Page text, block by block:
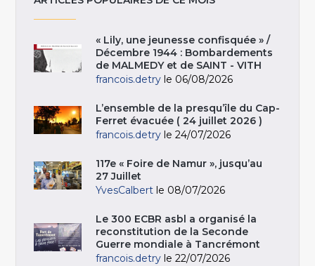
« Lily, une jeunesse confisquée » /
Décembre 1944 : Bombardements
de MALMEDY et de SAINT - VITH
francois.detry le 06/08/2026
L’ensemble de la presqu’île du Cap-
Ferret évacuée ( 24 juillet 2026 )
francois.detry le 24/07/2026
117e « Foire de Namur », jusqu’au
27 Juillet
YvesCalbert le 08/07/2026
Le 300 ECBR asbl a organisé la
reconstitution de la Seconde
Guerre mondiale à Tancrémont
francois.detry le 22/07/2026